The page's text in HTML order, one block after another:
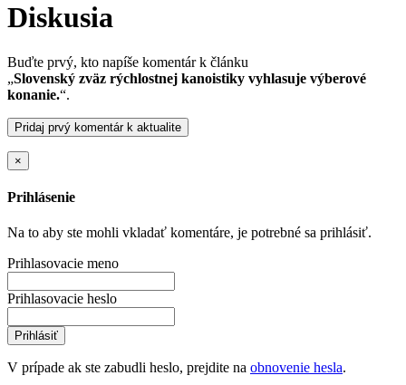
Diskusia
Buďte prvý, kto napíše komentár k článku
„Slovenský zväz rýchlostnej kanoistiky vyhlasuje výberové
konanie.“.
Pridaj prvý komentár k aktualite
×
Prihlásenie
Na to aby ste mohli vkladať komentáre, je potrebné sa prihlásiť.
Prihlasovacie meno
Prihlasovacie heslo
Prihlásiť
V prípade ak ste zabudli heslo, prejdite na obnovenie hesla.